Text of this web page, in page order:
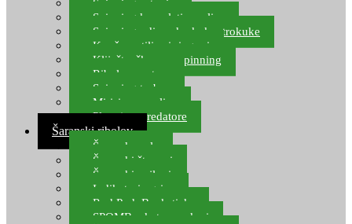
Spinning setovi
Spinning kompleti varalica
Spinning udice, dvokuke, trokuke
Kopče, vrtilice i ringovi
Kliješta, škare za spinning
Ribolov pastrve
Spinning torbe
Mirisi za varalice
Plovci za predatore
Šaranski ribolov
Šaranske role
Šaranski štapovi
Šaranski najloni
Indikatori ugriza
Rod Pod, Banksticks
SPOMB rakete, markeri